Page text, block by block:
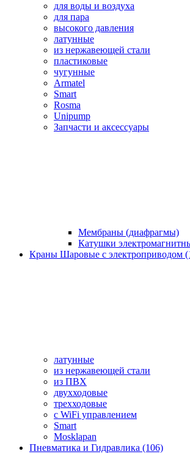
для воды и воздуха
для пара
высокого давления
латунные
из нержавеющей стали
пластиковые
чугунные
Armatel
Smart
Rosma
Unipump
Запчасти и аксессуары
Мембраны (диафрагмы)
Катушки
Краны Шаровые с электроприводом
латунные
из нержавеющей стали
из ПВХ
двухходовые
трехходовые
с WiFi управлением
Smart
Mosklapan
Пневматика и Гидравлика (106)